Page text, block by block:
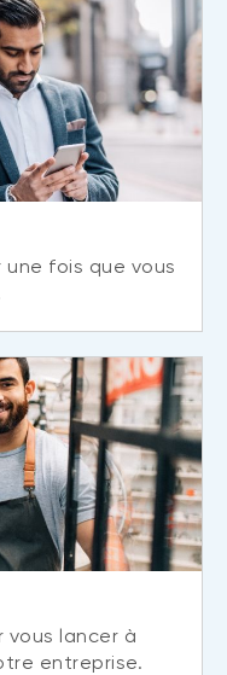
fois que vous
vous lancer à
entreprise.